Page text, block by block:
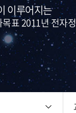
이루어지는
표 2011년 전자